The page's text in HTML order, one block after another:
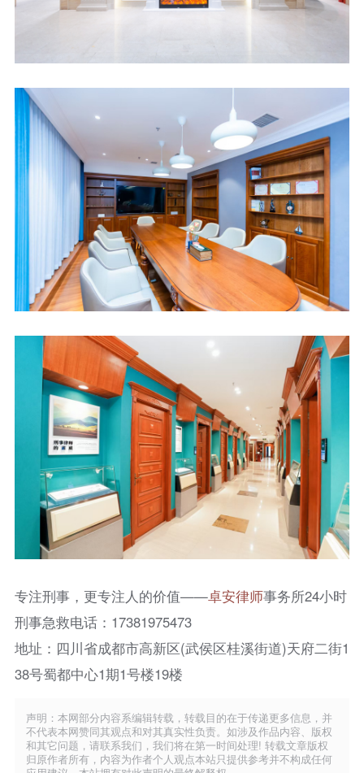
专注刑事，更专注人的价值——卓安律师事务所24小时
刑事急救电话：17381975473
地址：四川省成都市高新区(武侯区桂溪街道)天府二街1
38号蜀都中心1期1号楼19楼
声明：本网部分内容系编辑转载，转载目的在于传递更多信息，并
不代表本网赞同其观点和对其真实性负责。如涉及作品内容、版权
和其它问题，请联系我们，我们将在第一时间处理! 转载文章版权
归原作者所有，内容为作者个人观点本站只提供参考并不构成任何